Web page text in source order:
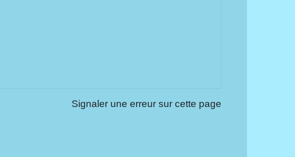
Signaler une erreur sur cette page